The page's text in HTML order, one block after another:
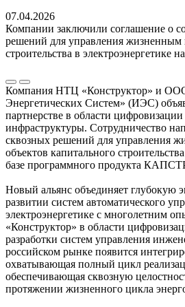
07.04.2026
Компании заключили соглашение о
решений для управления жизненным
строительства в
Компания НТЦ «Конструктор» и
Энергетических Систем» (ИЭС)
партнерстве в области цифровизации
инфраструктуры. Сотрудничество
сквозных решений для управления
объектов капитального
базе программного продукта
Новый альянс объединяет глубокую
развитии систем автоматического
электроэнергетике с многолетним
«Конструктор» в области
разработки систем управления
российском рынке появится
охватывающая полный цикл
обеспечивающая сквозную
протяжении жизненного цикла